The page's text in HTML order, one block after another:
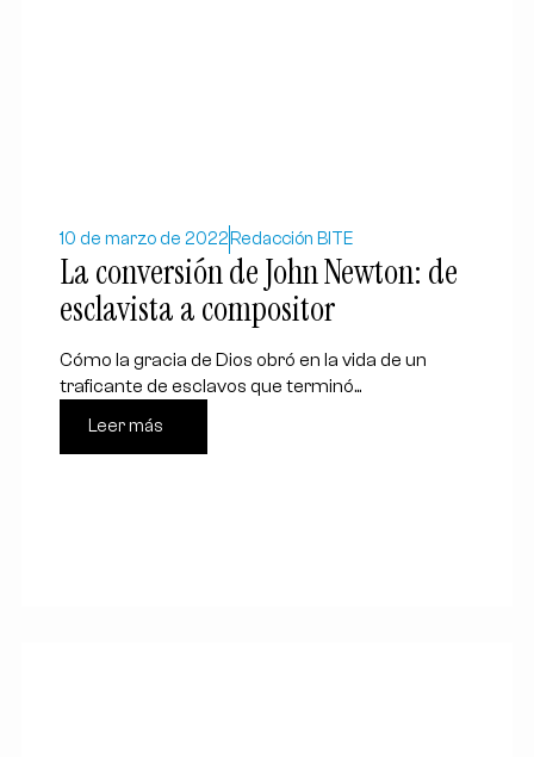
10 de marzo de 2022 Redacción BITE
La conversión de John Newton: de
esclavista a compositor
Cómo la gracia de Dios obró en la vida de un
traficante de esclavos que terminó...
Leer más